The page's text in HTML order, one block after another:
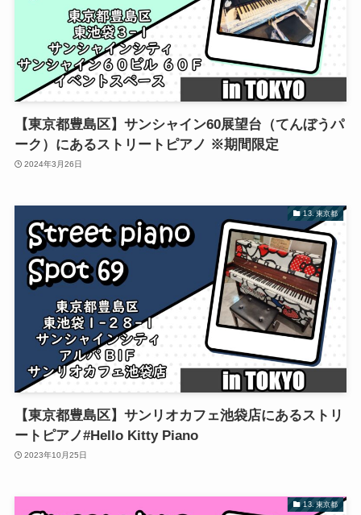
【東京都豊島区】サンシャイン60展望台（てんぼうパ
ーク）にあるストリートピアノ ※期間限定
2024年3月26日
13. 東京都
【東京都豊島区】サンリオカフェ池袋店にあるストリ
ートピアノ#Hello Kitty Piano
2023年10月25日
13. 東京都